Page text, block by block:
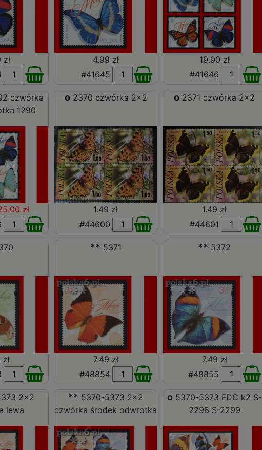
zł
4.99 zł
#41645
19.90 zł
#41646
czwórka
1290
zł
o2370 czwórka 2x2
1.49 zł
#44600
o 2371 czwórka 2x2
1.49 zł
#44601
** 5371
7.49 zł
#48854
** 5372
7.49 zł
#48855
2x2
lewa
** 5370-5373 2x2
czwórka środek odwrotka
o5370-5373 FDC k2 S-
2298 S-2299